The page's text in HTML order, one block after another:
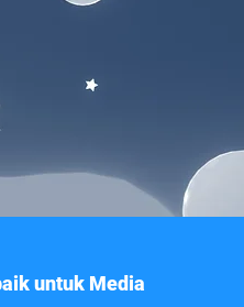
untuk Media